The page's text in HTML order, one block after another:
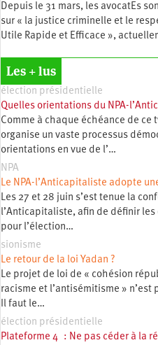
Depuis le 31 mars, les avocatEs
sur « la justice criminelle et le
Utile Rapide et Efficace »,
Les + lus
élection présidentielle
Quelles orientations du NPA-
Comme à chaque échéance de ce
organise un vaste processus
orientations en vue de l’…
NPA
Le NPA-l’Anticapitaliste adopte
Les 27 et 28 juin s’est tenue la
l’Anticapitaliste, afin de définir
pour l’élection…
sionisme
Le retour de la loi Yadan ?
Le projet de loi de « cohésion
racisme et l’antisémitisme »
Il faut le…
élection présidentielle
Plateforme 4 : Ne pas céder à la